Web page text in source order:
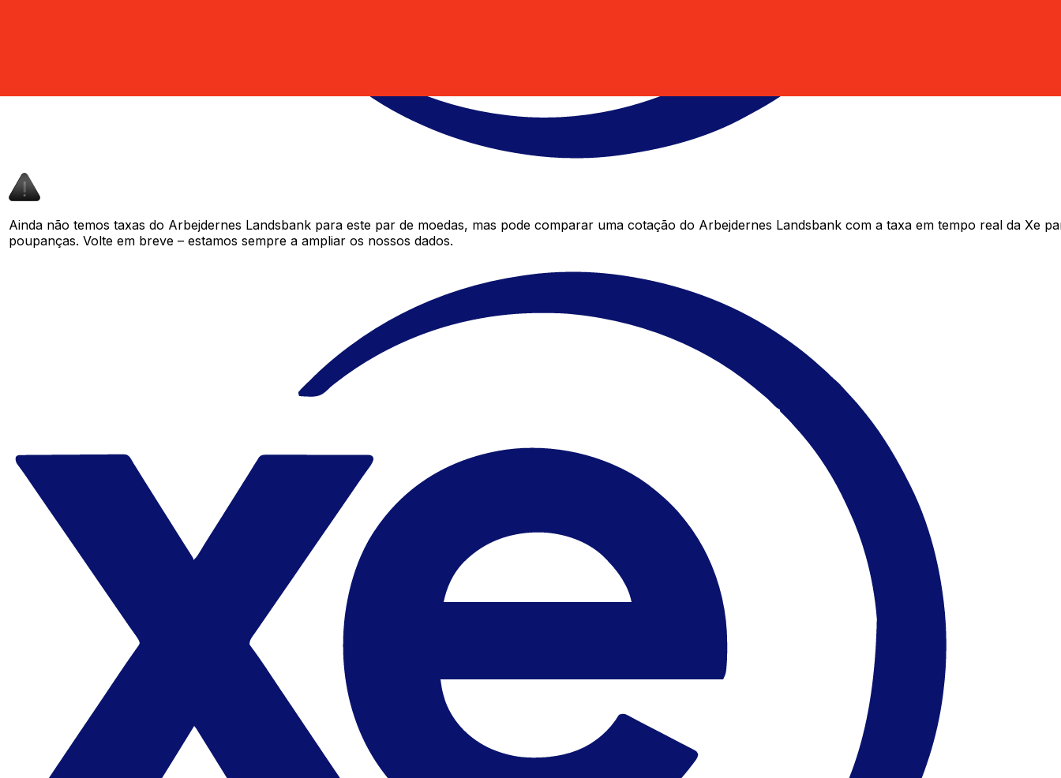
Ainda não temos taxas do Arbejdernes Landsbank para este par de moedas, mas pode comparar uma cotação do Arbejdernes Landsbank com a taxa em tempo real da Xe
poupanças. Volte em breve – estamos sempre a ampliar os nossos dados.